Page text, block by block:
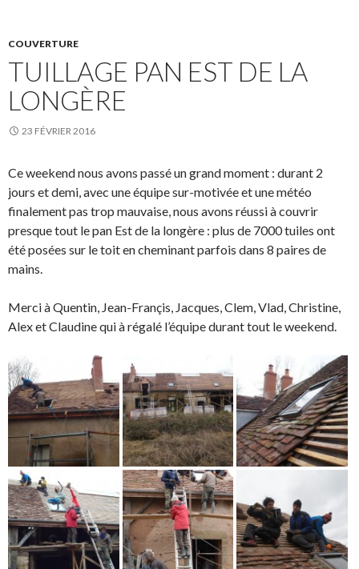
COUVERTURE
TUILLAGE PAN EST DE LA
LONGÈRE
23 FÉVRIER 2016
Ce weekend nous avons passé un grand moment : durant 2
jours et demi, avec une équipe sur-motivée et une météo
finalement pas trop mauvaise, nous avons réussi à couvrir
presque tout le pan Est de la longère : plus de 7000 tuiles ont
été posées sur le toit en cheminant parfois dans 8 paires de
mains.
Merci à Quentin, Jean-Françis, Jacques, Clem, Vlad, Christine,
Alex et Claudine qui à régalé l’équipe durant tout le weekend.